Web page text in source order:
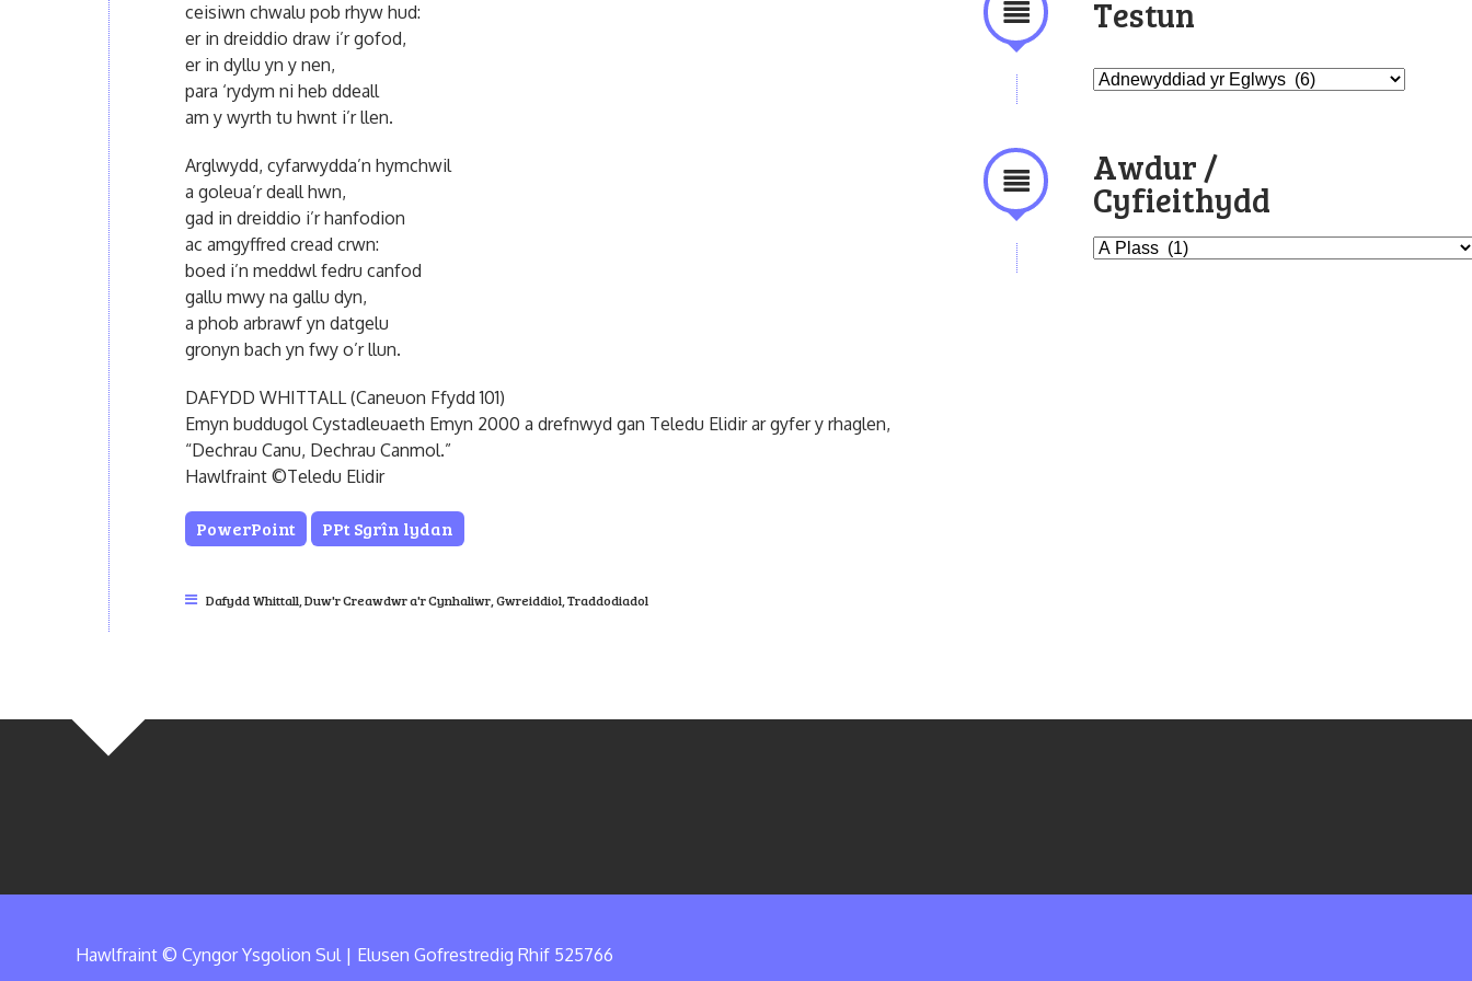
ceisiwn chwalu pob rhyw hud:
er in dreiddio draw i’r gofod,
er in dyllu yn y nen,
para ‘rydym ni heb ddeall
am y wyrth tu hwnt i’r llen.
Arglwydd, cyfarwydda’n hymchwil
a goleua’r deall hwn,
gad in dreiddio i’r hanfodion
ac amgyffred cread crwn:
boed i’n meddwl fedru canfod
gallu mwy na gallu dyn,
a phob arbrawf yn datgelu
gronyn bach yn fwy o’r llun.
DAFYDD WHITTALL (Caneuon Ffydd 101)
Emyn buddugol Cystadleuaeth Emyn 2000 a drefnwyd gan Teledu Elidir ar gyfer y rhaglen,
“Dechrau Canu, Dechrau Canmol.”
Hawlfraint ©Teledu Elidir
PowerPoint PPt Sgrîn lydan
Dafydd Whittall, Duw'r Creawdwr a'r Cynhaliwr, Gwreiddiol, Traddodiadol
Testun
Awdur /
Cyfieithydd
Hawlfraint © Cyngor Ysgolion Sul | Elusen Gofrestredig Rhif 525766